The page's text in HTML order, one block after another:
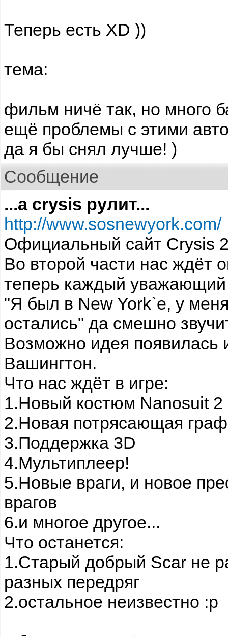
Теперь есть XD ))
тема:
фильм ничё так, но много
ещё проблемы с этими
да я бы снял лучше! )
Сообщение
...а crysis рулит...
http://www.sosnewyork.com/
Официальный сайт Crysis
Во второй части нас ждёт
теперь каждый уважающий
"Я был в New York`е, у
остались" да смешно
Возможно идея появилась
Вашингтон.
Что нас ждёт в игре:
1.Новый костюм Nanosuit 2
2.Новая потрясающая
3.Поддержка 3D
4.Мультиплеер!
5.Новые враги, и новое
врагов
6.и многое другое...
Что останется:
1.Старый добрый Scar не
разных передряг
2.остальное неизвестно :р